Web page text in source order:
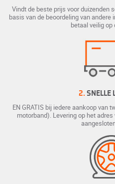
Vindt de beste prijs voor duizenden
basis van de beoordeling van
betaal veilig
2. SNELLE
EN GRATIS bij iedere aankoop van
motorband). Levering op het